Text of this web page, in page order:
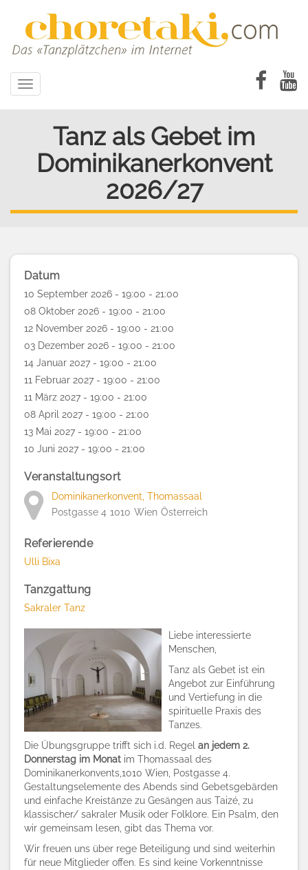
Toggle
navigation
Tanz als Gebet im
Dominikanerkonvent
2026/27
Datum
10 September 2026 - 19:00 - 21:00
08 Oktober 2026 - 19:00 - 21:00
12 November 2026 - 19:00 - 21:00
03 Dezember 2026 - 19:00 - 21:00
14 Januar 2027 - 19:00 - 21:00
11 Februar 2027 - 19:00 - 21:00
11 März 2027 - 19:00 - 21:00
08 April 2027 - 19:00 - 21:00
13 Mai 2027 - 19:00 - 21:00
10 Juni 2027 - 19:00 - 21:00
Veranstaltungsort
Dominikanerkonvent, Thomassaal
Postgasse 4 1010 Wien Österreich
Referierende
Ulli Bixa
Tanzgattung
Sakraler Tanz
Liebe interessierte
Menschen,
Tanz als Gebet ist ein
Angebot zur Einführung
und Vertiefung in die
spirituelle Praxis des
Tanzes.
Die Übungsgruppe trifft sich i.d. Regel an jedem 2.
Donnerstag im Monat im Thomassaal des
Dominikanerkonvents,1010 Wien, Postgasse 4.
Gestaltungselemente des Abends sind Gebetsgebärden
und einfache Kreistänze zu Gesängen aus Taizé, zu
klassischer/ sakraler Musik oder Folklore. Ein Psalm, den
wir gemeinsam lesen, gibt das Thema vor.
Wir freuen uns über rege Beteiligung und sind weiterhin
für neue Mitglieder offen. Es sind keine Vorkenntnisse